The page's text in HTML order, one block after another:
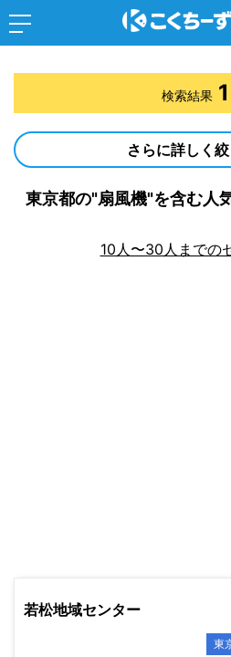
東京都の"扇風機"を含む人
10人〜30人までの
若松地域センター
東
検索結果 1
さらに詳しく